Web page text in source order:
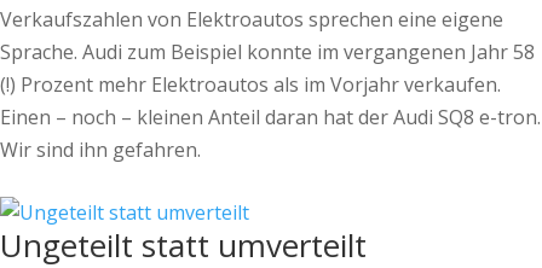
Verkaufszahlen von Elektroautos sprechen eine eigene
Sprache. Audi zum Beispiel konnte im vergangenen Jahr 58
(!) Prozent mehr Elektroautos als im Vorjahr verkaufen.
Einen – noch – kleinen Anteil daran hat der Audi SQ8 e-tron.
Wir sind ihn gefahren.
Ungeteilt statt umverteilt